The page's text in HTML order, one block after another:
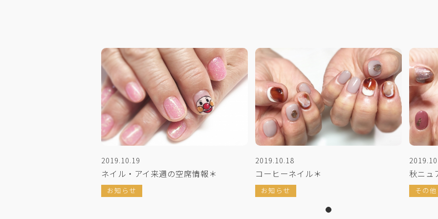
2019.10.19
ネイル・アイ来週の空席情報＊
お知らせ
2019.10.18
コーヒーネイル＊
お知らせ
秋ニュ
その他